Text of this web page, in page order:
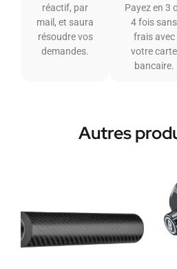
réactif, par
mail, et saura
résoudre vos
demandes.
Payez en 3
4 fois sans
frais avec
votre carte
bancaire.
Autres